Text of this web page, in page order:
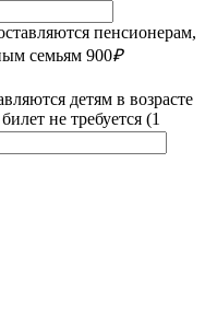
пенсионерам,
семьям 900₽
детям в возрасте
не требуется (1